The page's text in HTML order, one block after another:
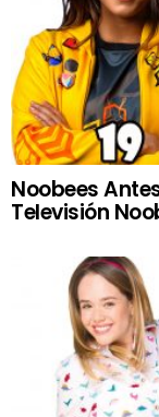
Noobees
Televisión